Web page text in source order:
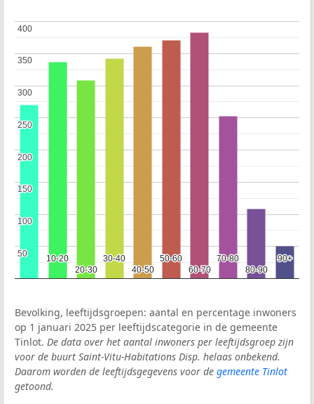
10-20
10-20
20-30
20-30
30-40
30-40
40-50
40-50
50-60
50-60
60-70
60-70
70-80
70-80
80-90
80-90
90+
90+
50
50
100
100
150
150
200
200
250
250
300
300
350
350
400
400
Bevolking, leeftijdsgroepen: aantal en percentage inwoners
op 1 januari 2025 per leeftijdscategorie in de gemeente
Tinlot. De data over het aantal inwoners per leeftijdsgroep zijn
voor de buurt Saint-Vitu-Habitations Disp. helaas onbekend.
Daarom worden de leeftijdsgegevens voor de gemeente Tinlot
getoond.